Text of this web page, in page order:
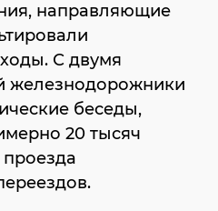
направляющие
С двумя
железнодорожники
беседы,
20 тысяч